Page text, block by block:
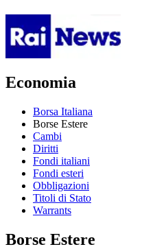
Economia
Borsa Italiana
Borse Estere
Cambi
Diritti
Fondi italiani
Fondi esteri
Obbligazioni
Titoli di Stato
Warrants
Borse Estere